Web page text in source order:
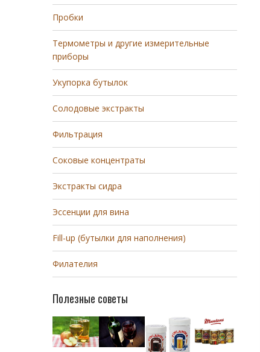
Пробки
Термометры и другие измерительные
приборы
Укупорка бутылок
Солодовые экстракты
Фильтрация
Соковые концентраты
Экстракты сидра
Эссенции для вина
Fill-up (бутылки для наполнения)
Филателия
Полезные советы